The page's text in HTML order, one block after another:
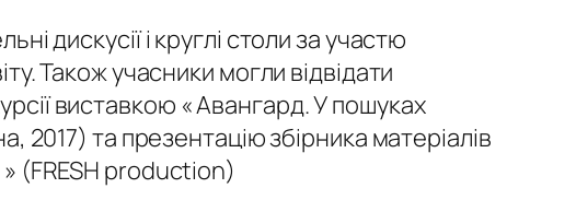
дискусії і круглі столи за участю
Також учасники могли відвідати
виставкою « Авангард. У пошуках
2017) та презентацію збірника матеріалів
(FRESH production)